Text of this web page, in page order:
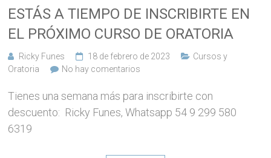
ESTÁS A TIEMPO DE INSCRIBIRTE EN
EL PRÓXIMO CURSO DE ORATORIA
Ricky Funes 18 de febrero de 2023
Cursos y
Oratoria
No hay comentarios
Tienes una semana más para inscribirte con
descuento: Ricky Funes, Whatsapp 54 9 299 580
6319